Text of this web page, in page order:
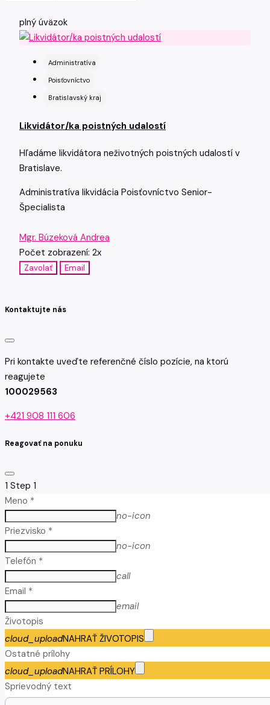
plný úväzok
Administratíva
Poisťovníctvo
Bratislavský kraj
Likvidátor/ka poistných udalostí
Hľadáme likvidátora neživotných poistných udalostí v
Bratislave.
Administratíva likvidácia Poisťovníctvo Senior-
Špecialista
Mgr. Búzeková Andrea
Počet zobrazení: 2x
Zavolať Email
Kontaktujte nás
Pri kontakte uveďte referenčné číslo pozície, na ktorú
reagujete
100029563
+421 908 111 606
Reagovať na ponuku
1 Step 1
Meno *
no-icon
Priezvisko *
no-icon
Telefón *
call
Email *
email
Životopis
cloud_uploadNAHRAŤ ŽIVOTOPIS
Ostatné prílohy
cloud_uploadNAHRAŤ PRÍLOHY
Sprievodný text